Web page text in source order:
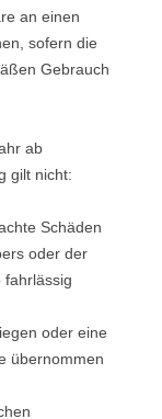
an einen
sofern die
Gebrauch
ab
gilt nicht:
Schäden
oder der
fahrlässig
oder eine
übernommen